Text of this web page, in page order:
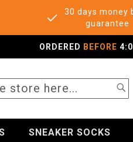
30 days money
guarantee
ORDERED BEFORE
SNEAKER SOCKS